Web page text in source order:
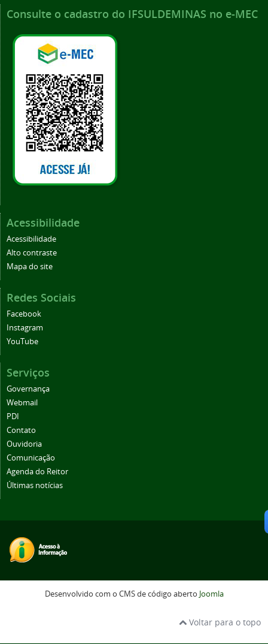
Consulte o cadastro do IFSULDEMINAS no e-MEC
Acessibilidade
Acessibilidade
Alto contraste
Mapa do site
Redes Sociais
Facebook
Instagram
YouTube
Serviços
Governança
Webmail
PDI
Contato
Ouvidoria
Comunicação
Agenda do Reitor
Últimas notícias
Desenvolvido com o CMS de código aberto Joomla
Voltar para o topo